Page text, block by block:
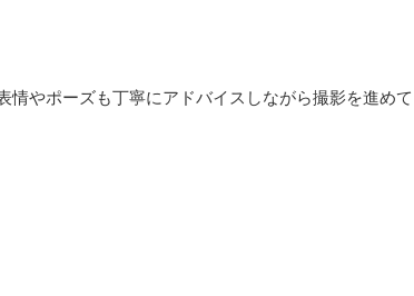
やポーズも丁寧にアドバイスしながら撮影を進めて